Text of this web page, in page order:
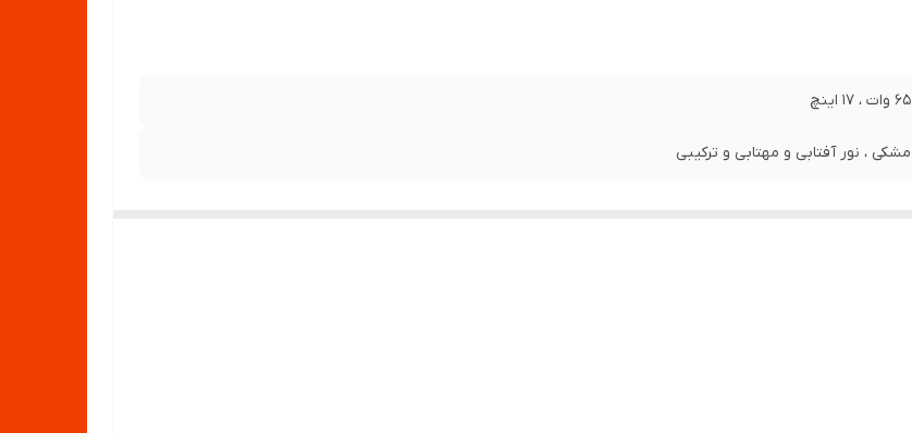
۶۵ وات ، ١٧ اینچ
مشکی ، نور آفتابی و مهتابی و ترکیبی